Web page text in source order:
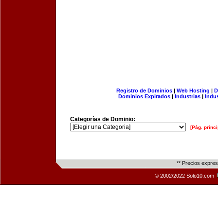
Registro de Dominios| Web Hosting |
Dominios Expirados | Industrias |
Categorías de Dominio:
[Pág.
** Precios
© 2002/2022 Solo10.com